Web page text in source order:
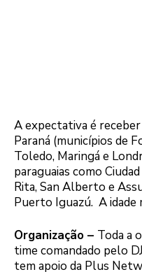
A expectativa é receber
Paraná (municípios de
Toledo, Maringá e
paraguaias como
Rita, San Alberto e
Puerto Iguazú. A idade
Organização – Toda a
time comandado pelo
tem apoio da Plus